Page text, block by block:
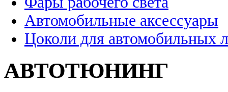
Автомобильные аксессуары
Цоколи для автомобильных
АВТОТЮНИНГ